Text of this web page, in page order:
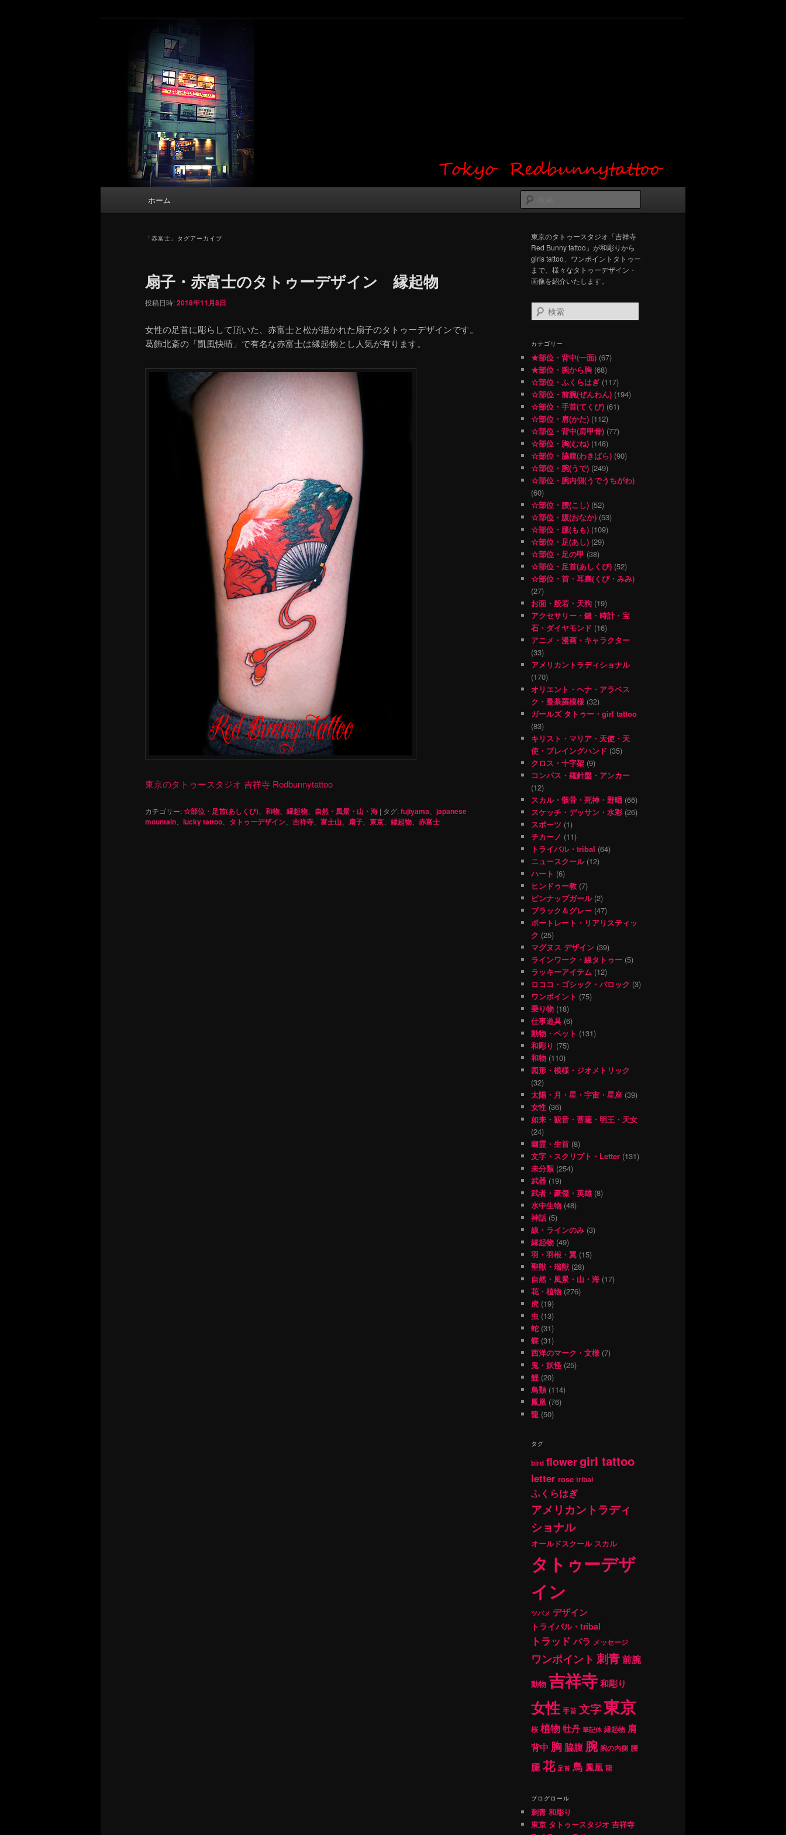
東京 タトゥースタジオ 吉祥寺 Red Bunny
Tattoo タトゥーデザイン・タトゥー画像
タトゥーデザイン・画像の紹介（和彫り・ワンポイント・girl tattoo）
索
ホーム
「赤富士 」タグアーカイブ
扇子・赤富士のタトゥーデザイン 縁起物
投稿日時:2018年11月8日
女性の足首に彫らして頂いた、赤富士と松が描かれた扇子のタトゥーデザインです。
葛飾北斎の「凱風快晴」で有名な赤富士は縁起物とし人気が有ります。
東京のタトゥースタジオ 吉祥寺 Redbunnytattoo
カテゴリー:☆部位・足首(あしくび) 和物 縁起物 自然・風景・山・海 | タグ:fujiyama
japanese
mountain
lucky tattoo タトゥーデザイン 吉祥寺 富士山 扇子 東京 縁起物 赤富士
東京のタトゥースタジオ「吉祥寺
Red Bunny tattoo」が和彫りから
girls tattoo、ワンポイントタトゥー
まで、様々なタトゥーデザイン・
画像を紹介いたします。
検
索
カテゴリー
★部位・背中(一面) (67)
★部位・腕から胸 (68)
☆部位・ふくらはぎ (117)
☆部位・前腕(ぜんわん) (194)
☆部位・手首(てくび) (61)
☆部位・肩(かた) (112)
☆部位・背中(肩甲骨) (77)
☆部位・胸(むね) (148)
☆部位・脇腹(わきばら) (90)
☆部位・腕(うで) (249)
☆部位・腕内側(うでうちがわ)
(60)
☆部位・腰(こし) (52)
☆部位・腹(おなか) (53)
☆部位・腿(もも) (109)
☆部位・足(あし) (29)
☆部位・足の甲 (38)
☆部位・足首(あしくび) (52)
☆部位・首・耳裏(くび・みみ)
(27)
お面・般若・天狗 (19)
アクセサリー・鍵・時計・宝
石・ダイヤモンド (16)
アニメ・漫画・キャラクター
(33)
アメリカントラディショナル
(170)
オリエント・ヘナ・アラベス
ク・曼荼羅模様 (32)
ガールズ タトゥー・girl tattoo
(83)
キリスト・マリア・天使・天
使・プレイングハンド (35)
クロス・十字架 (9)
コンパス・羅針盤・アンカー
(12)
スカル・骸骨・死神・野晒 (66)
スケッチ・デッサン・水彩 (26)
スポーツ (1)
チカーノ (11)
トライバル・tribal (64)
ニュースクール(12)
ハート (6)
ヒンドゥー教 (7)
ピンナップガール(2)
ブラック＆グレー (47)
ポートレート・リアリスティッ
ク (25)
マグヌス デザイン (39)
ラインワーク・線タトゥー (5)
ラッキーアイテム (12)
ロココ・ゴシック・バロック (3)
ワンポイント (75)
乗り物 (18)
仕事道具 (6)
動物・ペット (131)
和彫り (75)
和物 (110)
図形・模様・ジオメトリック
(32)
太陽・月・星・宇宙・星座 (39)
女性 (36)
如来・観音・菩薩・明王・天女
(24)
幽霊・生首 (8)
文字・スクリプト・Letter (131)
未分類(254)
武器 (19)
武者・豪傑・英雄(8)
水中生物 (48)
神話 (5)
線・ラインのみ (3)
縁起物 (49)
羽・羽根・翼 (15)
聖獣・瑞獣 (28)
自然・風景・山・海 (17)
花・植物 (276)
虎 (19)
虫 (13)
蛇 (31)
蝶 (31)
西洋のマーク・文様 (7)
鬼・妖怪 (25)
鯉 (20)
鳥類(114)
鳳凰 (76)
龍 (50)
タグ
bird flowergirl tattoo
letter rose tribal
ふくらはぎ
アメリカントラディ
ショナル
オールドスクール スカル
タトゥーデザ
イン
ツバメ デザイン
トライバル・tribal
トラッド バラ メッセージ
ワンポイント 刺青前腕
動物 吉祥寺和彫り
女性 手首 文字東京
桜 植物牡丹 筆記体 縁起物 肩
背中 胸 脇腹 腕 腕の内側 腰
腿花 足首 鳥 鳳凰 龍
ブログロール
刺青 和彫り
東京 タトゥースタジオ 吉祥寺